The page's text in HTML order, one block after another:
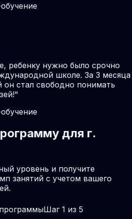
ребенку нужно было срочно
школе. За 3 месяца
он стал свободно понимать
"
для г.
уровень и получите
занятий с учетом вашего
Шаг 1 из 5